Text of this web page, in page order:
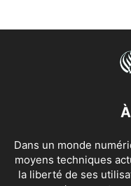
Dans un monde
moyens techniques
la liberté de ses